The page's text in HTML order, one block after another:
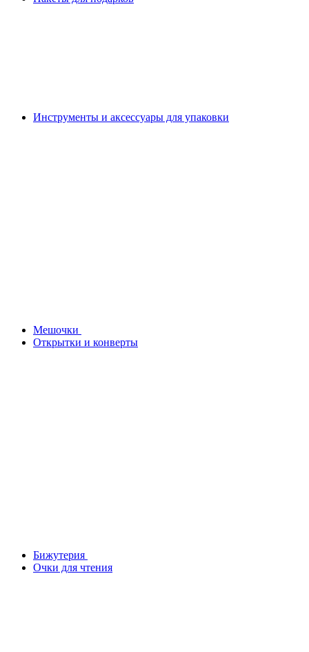
Инструменты и аксессуары для упаковки
Мешочки
Открытки и конверты
Бижутерия
Очки для чтения